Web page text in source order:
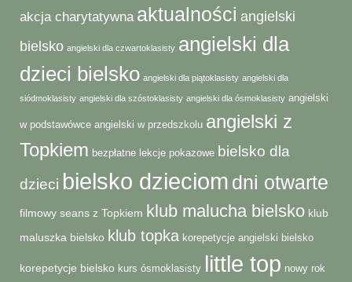
akcja charytatywna aktualności angielski
bielsko angielski dla czwartoklasisty angielski dla
dzieci bielsko angielski dla piątoklasisty angielski dla
siódmoklasisty angielski dla szóstoklasisty angielski dla ósmoklasisty angielski
w podstawówce angielski w przedszkolu angielski z
Topkiem bezpłatne lekcje pokazowe bielsko dla
dzieci bielsko dzieciom dni otwarte
filmowy seans z Topkiem klub malucha bielsko klub
maluszka bielsko klub topka korepetycje angielski bielsko
korepetycje bielsko kurs ósmoklasisty little top nowy rok